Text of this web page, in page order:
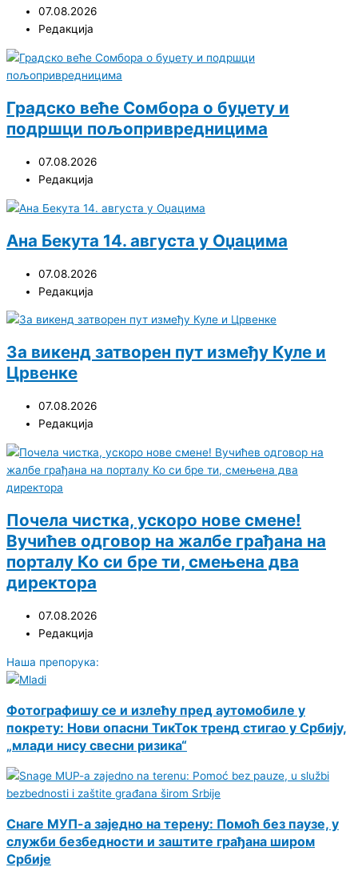
07.08.2026
Редакција
Градско веће Сомбора о буџету и
подршци пољопривредницима
07.08.2026
Редакција
Ана Бекута 14. августа у Оџацима
07.08.2026
Редакција
За викенд затворен пут између Куле и
Црвенке
07.08.2026
Редакција
Почела чистка, ускоро нове смене!
Вучићев одговор на жалбе грађана на
порталу Ко си бре ти, смењена два
директора
07.08.2026
Редакција
Наша препорука:
Фотографишу се и излећу пред аутомобиле у
покрету: Нови опасни ТикТок тренд стигао у Србију,
„млади нису свесни ризика“
Снаге МУП-а заједно на терену: Помоћ без паузе, у
служби безбедности и заштите грађана широм
Србије